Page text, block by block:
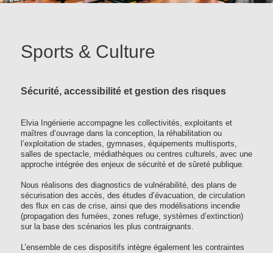
Sports & Culture
Sécurité, accessibilité et gestion des risques
Elvia Ingénierie accompagne les collectivités, exploitants et
maîtres d’ouvrage dans la conception, la réhabilitation ou
l’exploitation de stades, gymnases, équipements multisports,
salles de spectacle, médiathèques ou centres culturels, avec une
approche intégrée des enjeux de sécurité et de sûreté publique.
Nous réalisons des diagnostics de vulnérabilité, des plans de
sécurisation des accès, des études d’évacuation, de circulation
des flux en cas de crise, ainsi que des modélisations incendie
(propagation des fumées, zones refuge, systèmes d’extinction)
sur la base des scénarios les plus contraignants.
L’ensemble de ces dispositifs intègre également les contraintes